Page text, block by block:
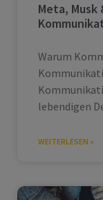
Meta, Musk
Warum
lebendigen
WEITERLESEN »